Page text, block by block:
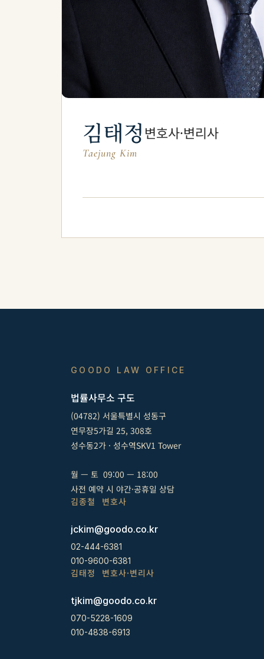
김태정 변호사·변리사
Taejung Kim
GOODO LAW OFFICE
법률사무소 구도
(04782) 서울특별시 성동구
연무장5가길 25, 308호
성수동2가 · 성수역SKV1 Tower
월 — 토  09:00 — 18:00
사전 예약 시 야간·공휴일 상담
김종철  변호사
jckim@goodo.co.kr
02-444-6381
010-9600-6381
김태정  변호사·변리사
tjkim@goodo.co.kr
070-5228-1609
010-4838-6913